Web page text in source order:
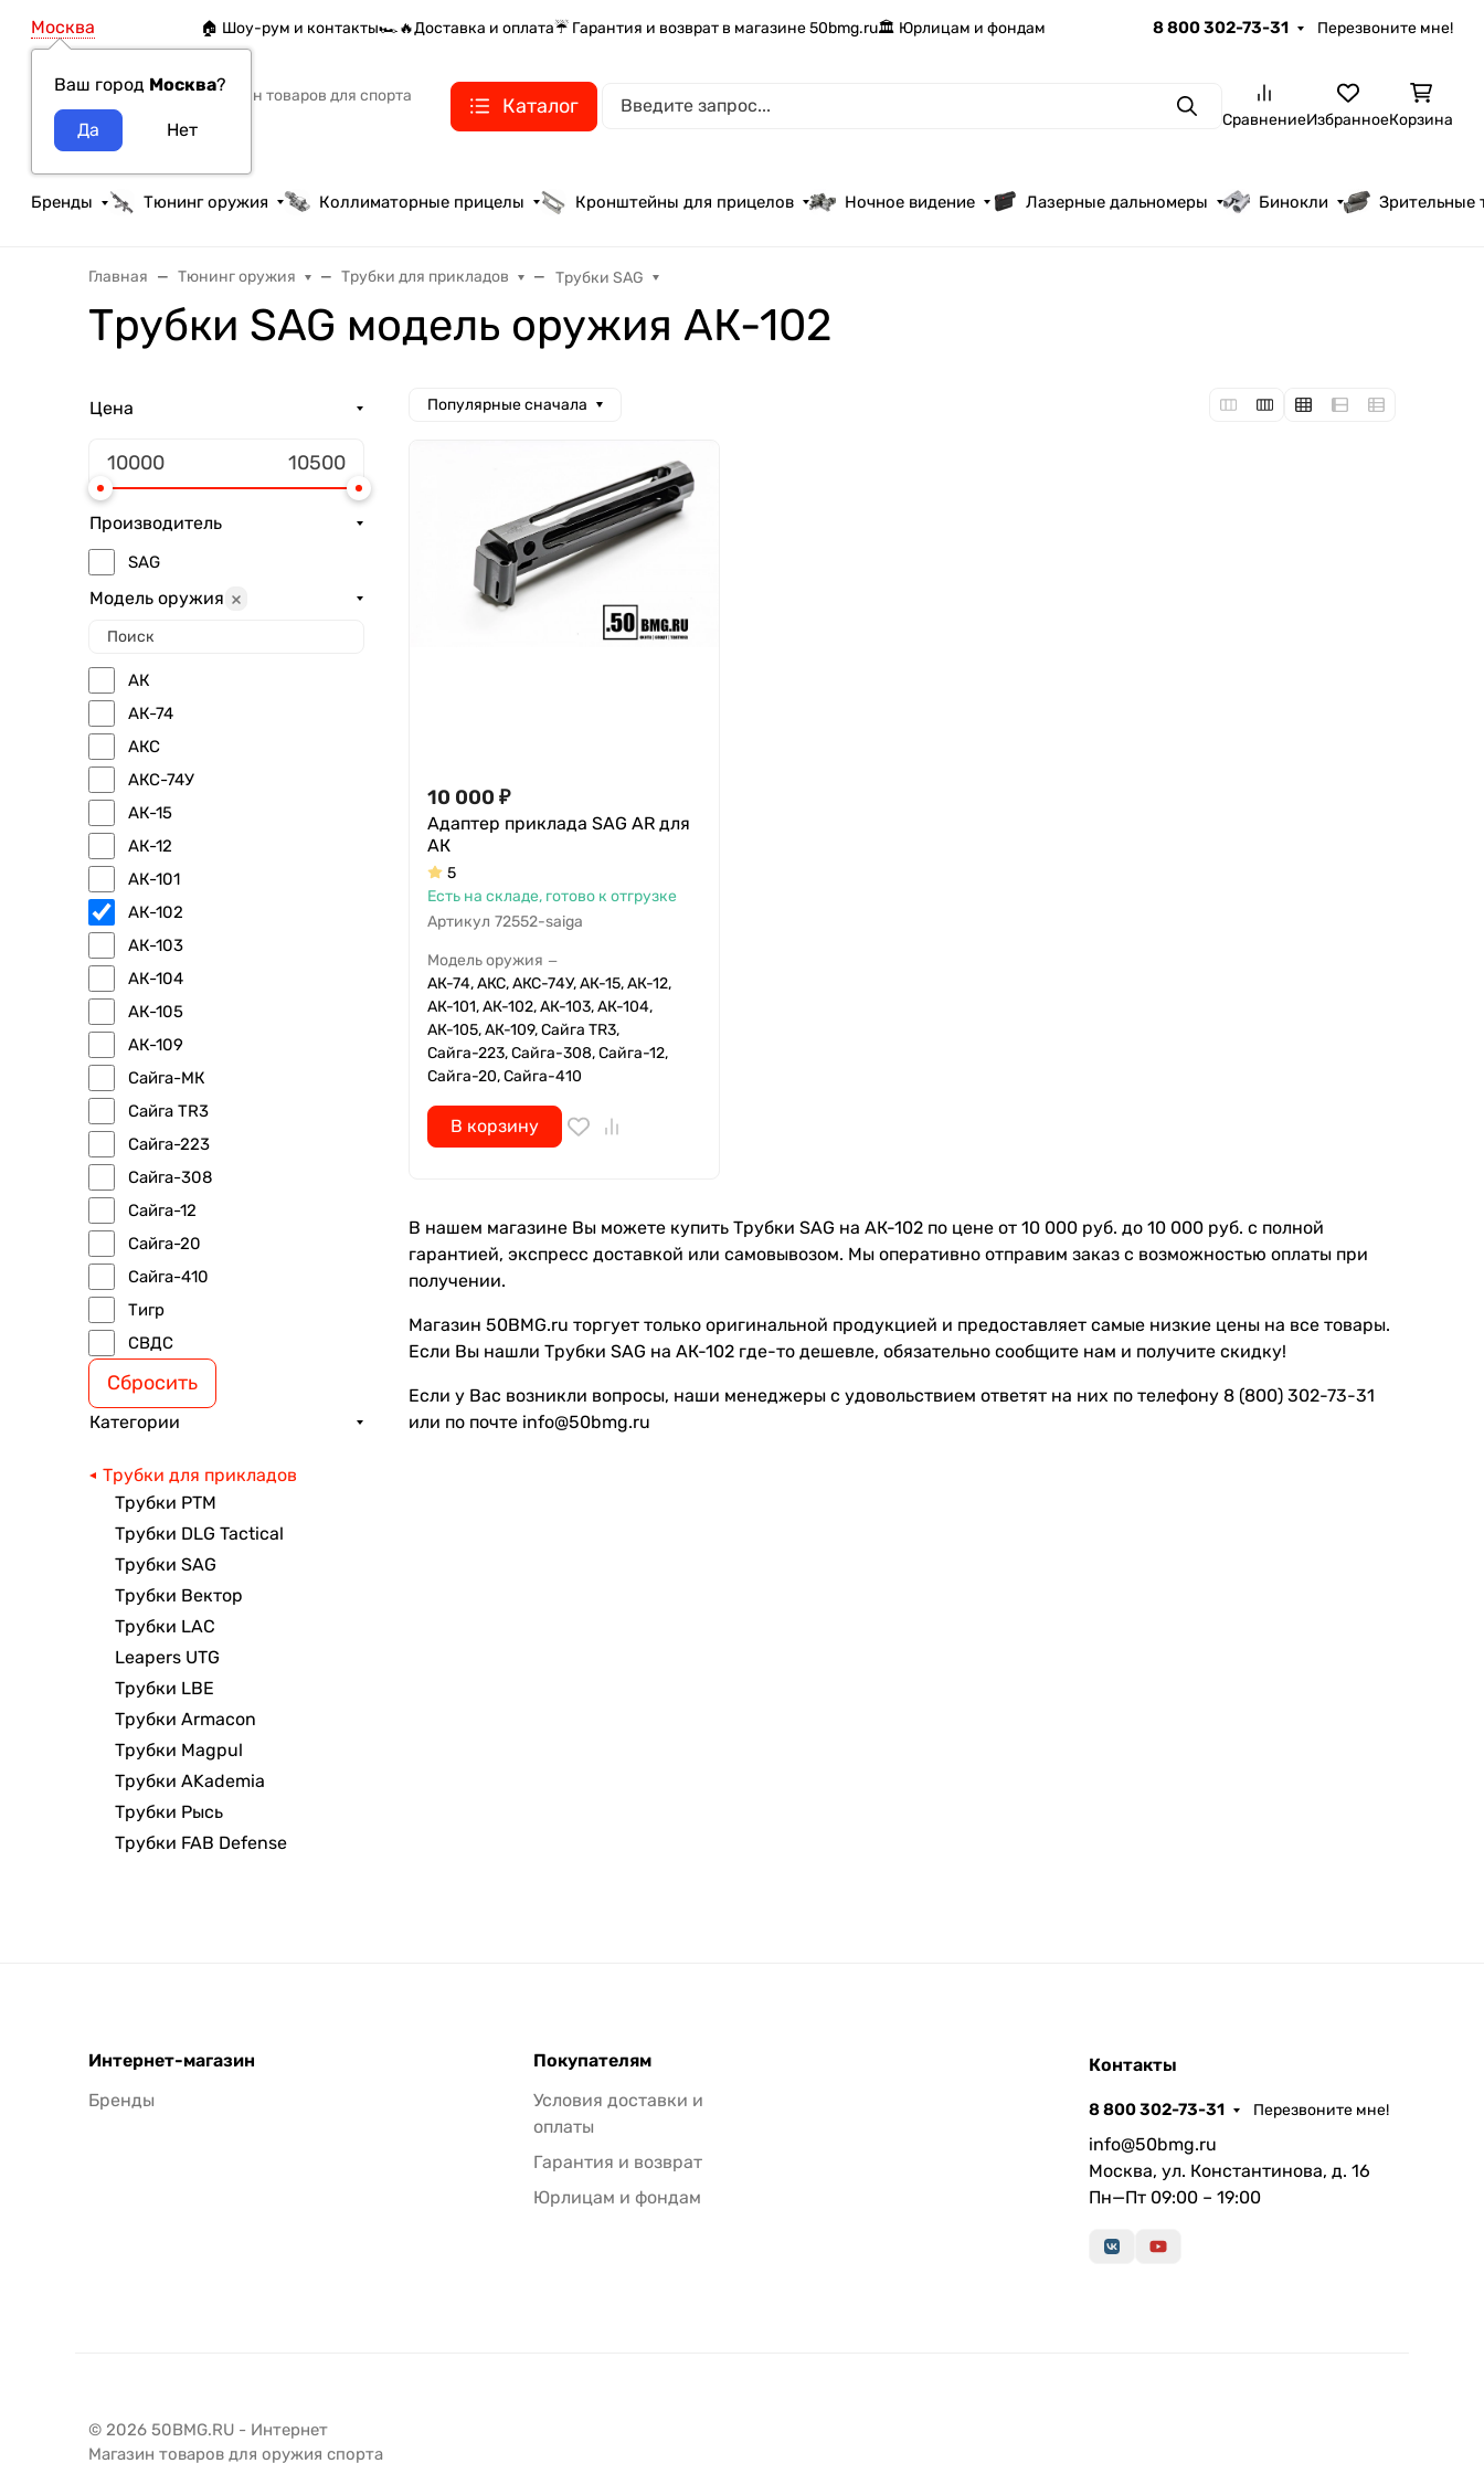
Москва
Ваш город Москва?
🏠 Шоу-рум и контакты🏎️🔥Доставка и оплата☔ Гарантия и возврат в магазине 50bmg.ru🏛️ Юрлицам и фондам 8 800 302-73-31 Перезвоните мне!
Интернет-магазин товаров для спорта
тактики и охоты
Каталог ПоискСравнениеИзбранноеКорзина
Бренды Тюнинг оружия Коллиматорные прицелы Кронштейны для прицелов Ночное видение Лазерные дальномеры Бинокли Зрительные
Главная Тюнинг оружия Трубки для прикладов Трубки SAG
Трубки SAG модель оружия АК-102
Цена
Производитель
SAG
Модель оружия
АК
АК-74
АКС
АКС-74У
АК-15
АК-12
АК-101
АК-102
АК-103
АК-104
АК-105
АК-109
Сайга-МК
Сайга TR3
Сайга-223
Сайга-308
Сайга-12
Сайга-20
Сайга-410
Тигр
СВДС
Сбросить
Категории
Трубки для прикладов
Трубки РТМ
Трубки DLG Tactical
Трубки SAG
Трубки Вектор
Трубки LAC
Leapers UTG
Трубки LBE
Трубки Armacon
Трубки Magpul
Трубки AKademia
Трубки Рысь
Трубки FAB Defense
Популярные сначала
10 000 ₽
Адаптер приклада SAG AR для
АК
5
Есть на складе, готово к отгрузке
Артикул 72552-saiga
Модель оружия —
АК-74, АКС, АКС-74У, АК-15, АК-12,
АК-101, АК-102, АК-103, АК-104,
АК-105, АК-109, Сайга TR3,
Сайга-223, Сайга-308, Сайга-12,
Сайга-20, Сайга-410
В корзину
В нашем магазине Вы можете купить Трубки SAG на АК-102 по цене от 10 000 руб. до 10 000 руб. с полной
гарантией, экспресс доставкой или самовывозом. Мы оперативно отправим заказ с возможностью оплаты при
получении.
Магазин 50BMG.ru торгует только оригинальной продукцией и предоставляет самые низкие цены на все товары.
Если Вы нашли Трубки SAG на АК-102 где-то дешевле, обязательно сообщите нам и получите скидку!
Если у Вас возникли вопросы, наши менеджеры с удовольствием ответят на них по телефону 8 (800) 302-73-31
или по почте info@50bmg.ru
Интернет-магазин
Бренды
Покупателям
Условия доставки и
оплаты
Гарантия и возврат
Юрлицам и фондам
Контакты
8 800 302-73-31 Перезвоните мне!
info@50bmg.ru
Москва, ул. Константинова, д. 16
Пн—Пт 09:00 – 19:00
© 2026 50BMG.RU - Интернет
Магазин товаров для оружия спорта